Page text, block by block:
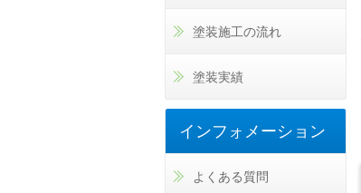
塗装施工の流れ
塗装実績
インフォメーション
よくある質問